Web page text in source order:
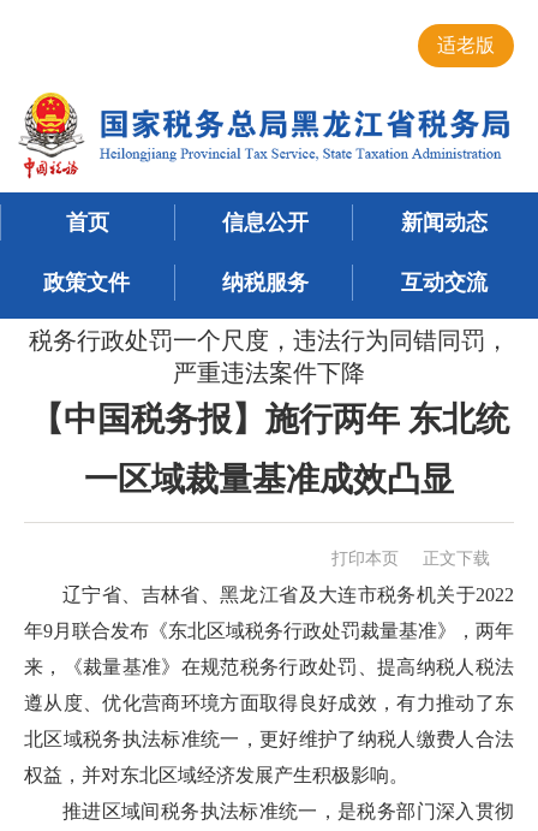
适老版
首页 信息公开 新闻动态
政策文件 纳税服务 互动交流
税务行政处罚一个尺度，违法行为同错同罚，
严重违法案件下降
【中国税务报】施行两年 东北统
一区域裁量基准成效凸显
打印本页 正文下载
辽宁省、吉林省、黑龙江省及大连市税务机关于2022
年9月联合发布《东北区域税务行政处罚裁量基准》，两年
来，《裁量基准》在规范税务行政处罚、提高纳税人税法
遵从度、优化营商环境方面取得良好成效，有力推动了东
北区域税务执法标准统一，更好维护了纳税人缴费人合法
权益，并对东北区域经济发展产生积极影响。
推进区域间税务执法标准统一，是税务部门深入贯彻